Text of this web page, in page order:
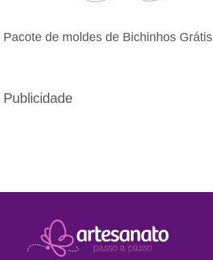
Pacote de moldes de Bichinhos Grátis
Publicidade